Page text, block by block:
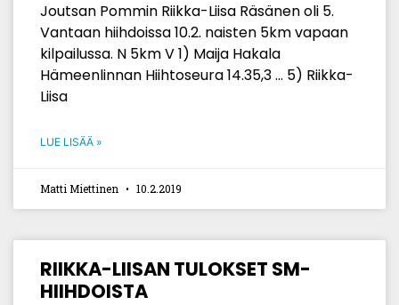
Joutsan Pommin Riikka-Liisa Räsänen oli 5.
Vantaan hiihdoissa 10.2. naisten 5km vapaan
kilpailussa. N 5km V 1) Maija Hakala
Hämeenlinnan Hiihtoseura 14.35,3 … 5) Riikka-
Liisa
LUE LISÄÄ »
Matti Miettinen 10.2.2019
RIIKKA-LIISAN TULOKSET SM-
HIIHDOISTA